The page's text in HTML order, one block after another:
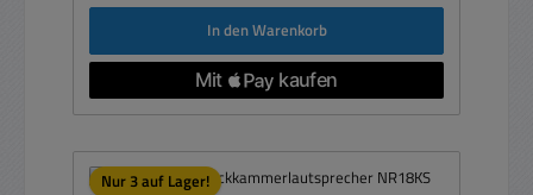
In den Warenkorb
Nur 3 auf Lager!